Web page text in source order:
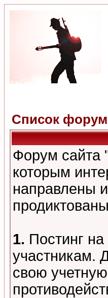
Список
Форум сайта
которым
направлены
1. Постинг
участникам.
свою